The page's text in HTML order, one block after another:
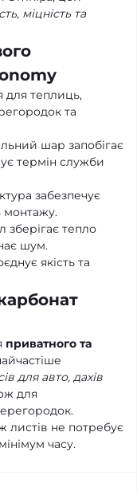
міцність та
для теплиць,
та
шар запобігає
термін служби
забезпечує
монтажу.
зберігає тепло
шум.
якість та
приватного та
для авто, дахів
для
листів не потребує
часу.